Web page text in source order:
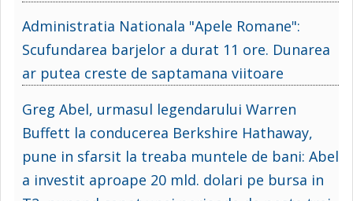
Administratia Nationala "Apele Romane":
Scufundarea barjelor a durat 11 ore. Dunarea
ar putea creste de saptamana viitoare
Greg Abel, urmasul legendarului Warren
Buffett la conducerea Berkshire Hathaway,
pune in sfarsit la treaba muntele de bani: Abel
a investit aproape 20 mld. dolari pe bursa in